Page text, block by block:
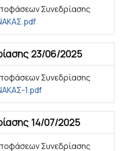
Συνεδρίασης
23/06/2025
Συνεδρίασης
1.pdf
14/07/2025
Συνεδρίασης